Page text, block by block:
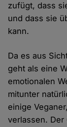
zufügt, dass
und dass sie
kann.
Da es aus
geht als eine
emotionalen
mitunter
einige
verlassen. Der